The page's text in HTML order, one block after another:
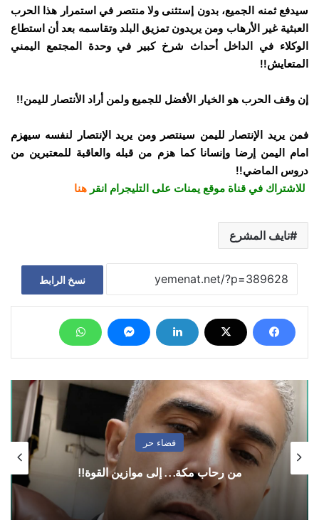
سيدفع ثمنه الجميع، بدون إستثنى ولا منتصر في استمرار هذا الحرب
العبثية غير الأرهاب ومن يريدون تمزيق البلد وتقاسمه بعد أن استطاع
الوكلاء في الداخل أحداث شرخ كبير في وحدة المجتمع اليمني
المتعايش!!
إن وقف الحرب هو الخيار الأفضل للجميع ولمن أراد الأنتصار لليمن!!
فمن يريد الإنتصار لليمن سينتصر ومن يريد الإنتصار لنفسه سيهزم
امام اليمن إرضا وإنسانا كما هزم من قبله والعاقبة للمعتبرين من
دروس الماضي!! ‏‎
للاشتراك في قناة موقع يمنات على التليجرام انقر هنا
نايف المشرع
نسخ الرابط
فضاء حر
من رحاب مكة… إلى موازين القوة!!